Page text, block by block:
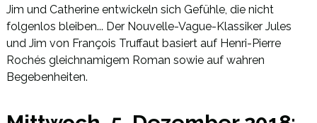
Jim und Catherine entwickeln sich Gefühle, die nicht
folgenlos bleiben... Der Nouvelle-Vague-Klassiker Jules
und Jim von François Truffaut basiert auf Henri-Pierre
Rochés gleichnamigem Roman sowie auf wahren
Begebenheiten.